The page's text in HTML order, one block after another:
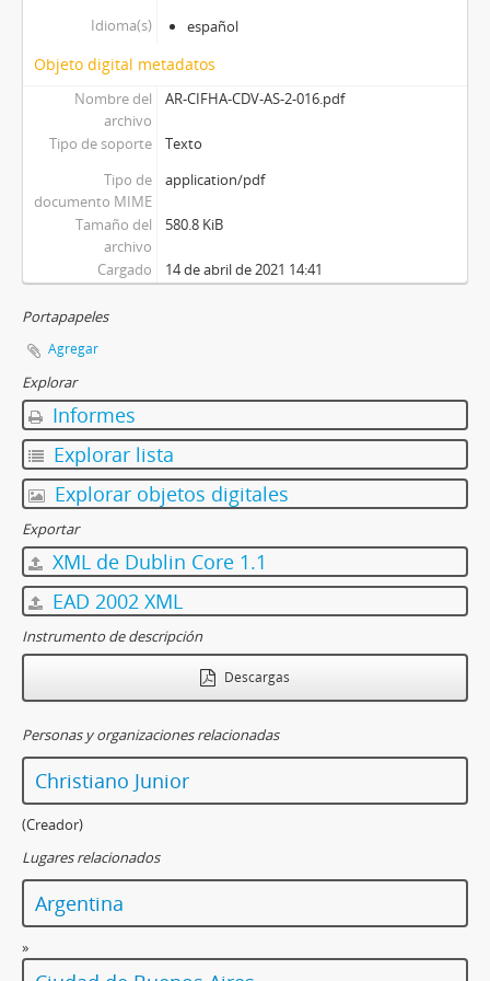
[Subserie] Subserie 3, 1860-1910
[Serie] Serie Lanus, 1850-1930
[Serie] Pangol, 1860-1910
Idioma(s)
español
Objeto digital metadatos
Nombre del
archivo
AR-CIFHA-CDV-AS-2-016.pdf
Tipo de soporte
Texto
Tipo de
documento MIME
application/pdf
Tamaño del
archivo
580.8 KiB
Cargado 14 de abril de 2021 14:41
Portapapeles
Agregar
Explorar
Informes
Explorar lista
Explorar objetos digitales
Exportar
XML de Dublin Core 1.1
EAD 2002 XML
Instrumento de descripción
Descargas
Personas y organizaciones relacionadas
Christiano Junior
(Creador)
Lugares relacionados
Argentina
»